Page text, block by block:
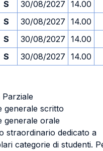
S 30/08/2027 14.00
S 30/08/2027 14.00
S 30/08/2027 14.00
S 30/08/2027 14.00
Parziale
generale scritto
generale orale
straordinario dedicato a
categorie di studenti.